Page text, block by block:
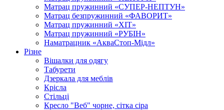
Матрац пружинний «СУПЕР-НЕПТУН»
Матрац безпружинний «ФАВОРИТ»
Матрац пружинний «ХІТ»
Матрац пружинний «РУБІН»
Наматрацник «АкваСтоп-Мідл»
Різне
Вішалки для одягу
Табурети
Дзеркала для меблів
Крісла
Стільці
Кресло "Веб" чорне, сітка сіра